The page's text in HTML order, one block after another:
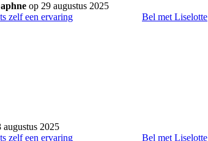
op 29 augustus 2025
zelf een ervaring
Bel met Liselotte
augustus 2025
zelf een ervaring
Bel met Liselotte